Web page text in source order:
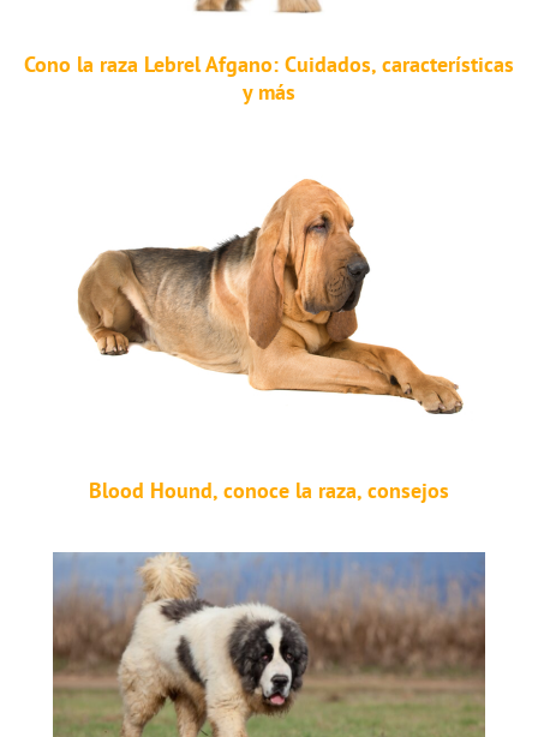
Cono la raza Lebrel Afgano: Cuidados, características
y más
Blood Hound, conoce la raza, consejos